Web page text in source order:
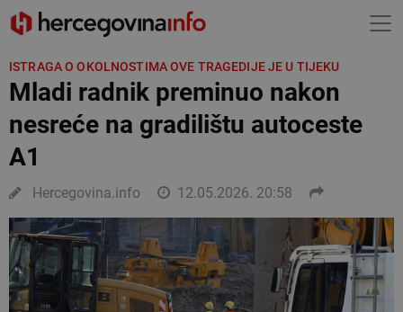
ISTRAGA O OKOLNOSTIMA OVE TRAGEDIJE JE U TIJEKU
Mladi radnik preminuo nakon
nesreće na gradilištu autoceste
A1
Hercegovina.info 12.05.2026. 20:58